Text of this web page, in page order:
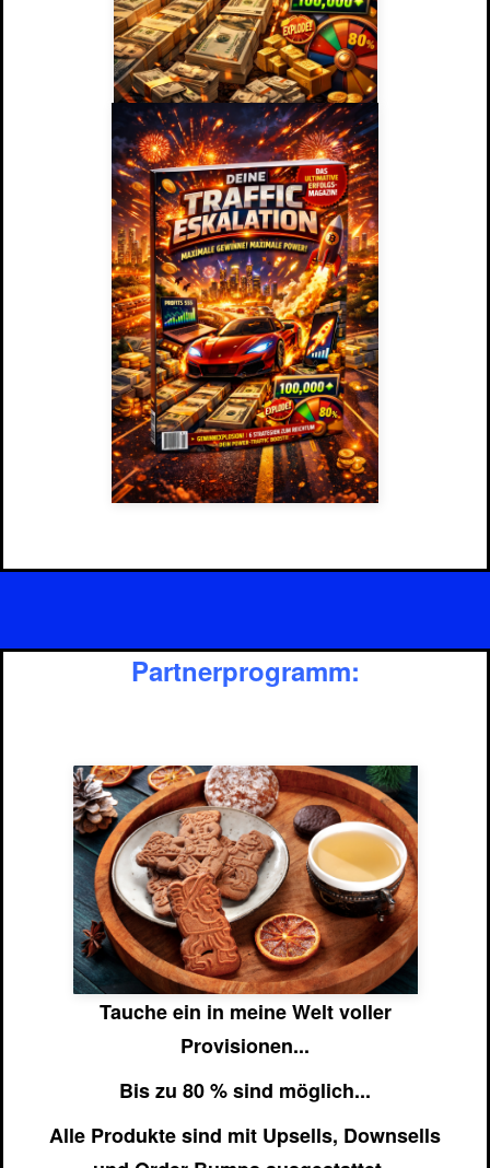
Partnerprogramm:
Tauche ein in meine Welt voller
Provisionen...
Bis zu 80 % sind möglich...
Alle Produkte sind mit Upsells, Downsells